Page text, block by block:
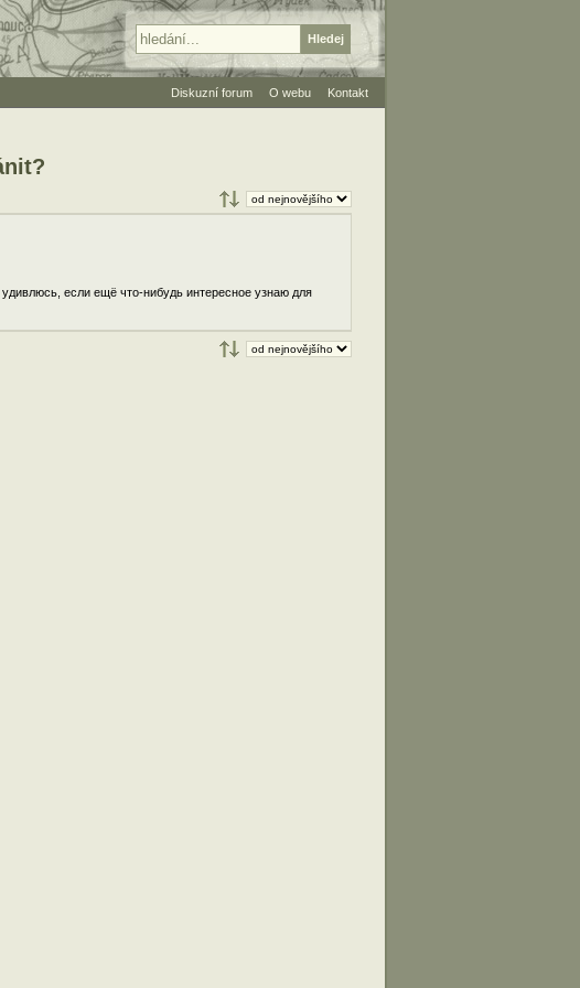
если ещё что-нибудь интересное узнаю для
Diskuzní forum O webu Kontakt